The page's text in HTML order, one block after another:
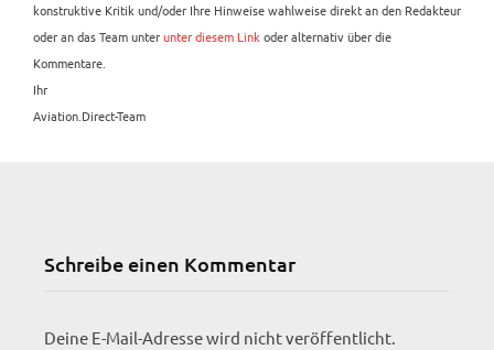
konstruktive Kritik und/oder Ihre Hinweise wahlweise direkt an den Redakteur
oder an das Team unterunter diesem Linkoder alternativ über die
Kommentare.
Ihr
Aviation.Direct-Team
Schreibe einen Kommentar
Deine E-Mail-Adresse wird nicht veröffentlicht.